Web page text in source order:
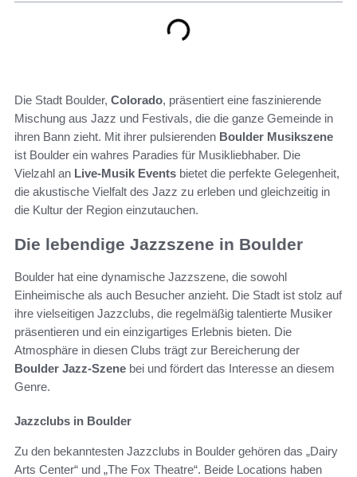
Die Stadt Boulder, Colorado, präsentiert eine faszinierende
Mischung aus Jazz und Festivals, die die ganze Gemeinde in
ihren Bann zieht. Mit ihrer pulsierenden Boulder Musikszene
ist Boulder ein wahres Paradies für Musikliebhaber. Die
Vielzahl an Live-Musik Events bietet die perfekte Gelegenheit,
die akustische Vielfalt des Jazz zu erleben und gleichzeitig in
die Kultur der Region einzutauchen.
Die lebendige Jazzszene in Boulder
Boulder hat eine dynamische Jazzszene, die sowohl
Einheimische als auch Besucher anzieht. Die Stadt ist stolz auf
ihre vielseitigen Jazzclubs, die regelmäßig talentierte Musiker
präsentieren und ein einzigartiges Erlebnis bieten. Die
Atmosphäre in diesen Clubs trägt zur Bereicherung der
Boulder Jazz-Szene bei und fördert das Interesse an diesem
Genre.
Jazzclubs in Boulder
Zu den bekanntesten Jazzclubs in Boulder gehören das „Dairy
Arts Center“ und „The Fox Theatre“. Beide Locations haben